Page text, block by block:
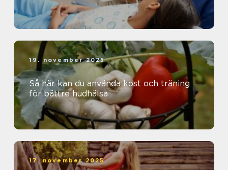
19. november 2025
Så här kan du använda kost och träning
för bättre hudhälsa
17. november 2025